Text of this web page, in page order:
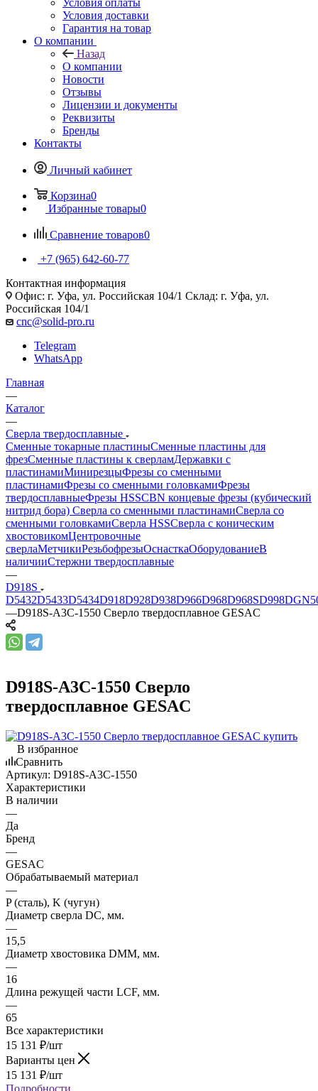
Условия оплаты
Условия доставки
Гарантия на товар
О компании
Назад
О компании
Новости
Отзывы
Лицензии и документы
Реквизиты
Бренды
Контакты
Личный кабинет
Корзина0
Избранные товары0
Сравнение товаров0
+7 (965) 642-60-77
Контактная информация
Офис: г. Уфа, ул. Российская 104/1 Склад: г. Уфа, ул.
Российская 104/1
cnc@solid-pro.ru
Telegram
WhatsApp
Главная
—
Каталог
—
Сверла твердосплавные
Сменные токарные пластиныСменные пластины для
фрезСменные пластины к сверламДержавки с
пластинамиМинирезцыФрезы со сменными
пластинамиФрезы со сменными головкамиФрезы
твердосплавныеФрезы HSSCBN концевые фрезы (кубический
нитрид бора) Сверла со сменными пластинамиСверла со
сменными головкамиСверла HSSСверла с коническим
хвостовикомЦентровочные
сверлаМетчикиРезьбофрезыОснасткаОборудованиеВ
наличииСтержни твердосплавные
—
D918S
D5432D5433D5434D918D928D938D966D968D968SD998
—D918S-A3C-1550 Сверло твердосплавное GESAC
D918S-A3C-1550 Сверло
твердосплавное GESAC
В избранное
Сравнить
Артикул: D918S-A3C-1550
Характеристики
В наличии
—
Да
Бренд
—
GESAC
Обрабатываемый материал
—
P (сталь), K (чугун)
Диаметр сверла DC, мм.
—
15,5
Диаметр хвостовика DMM, мм.
—
16
Длина режущей части LСF, мм.
—
65
Все характеристики
15 131 ₽/шт
Варианты цен
15 131 ₽/шт
Подробности